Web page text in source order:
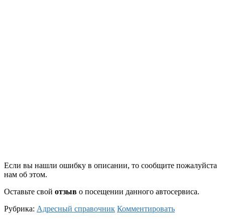
Если вы нашли ошибку в описании, то сообщите пожалуйста
нам об этом.
Оставьте свой отзыв о посещении данного автосервиса.
Рубрика: Адресный справочник Комментировать